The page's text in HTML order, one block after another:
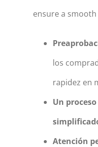
ensure a
los
rapidez en
Un
Atención